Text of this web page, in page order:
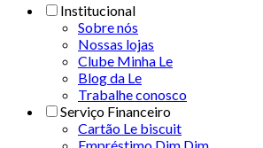
Institucional
Sobre nós
Nossas lojas
Clube Minha Le
Blog da Le
Trabalhe conosco
Serviço Financeiro
Cartão Le biscuit